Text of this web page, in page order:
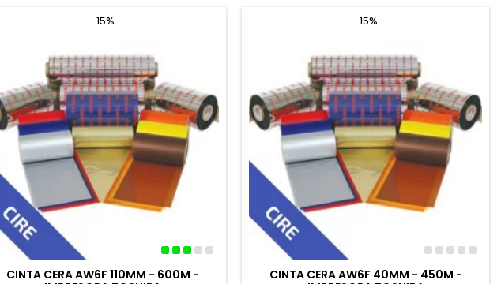
-15%
CINTA CERA AW6F 110MM - 600M -
-15%
CINTA CERA AW6F 40MM - 450M -